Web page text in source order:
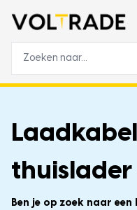
thuislader
Ben je op zoek naar